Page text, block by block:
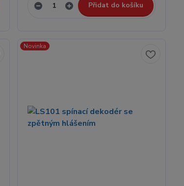
Přidat do košíku
Novinka